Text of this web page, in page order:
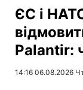
ЄС і
Palantir:
14:16 06.08.2026